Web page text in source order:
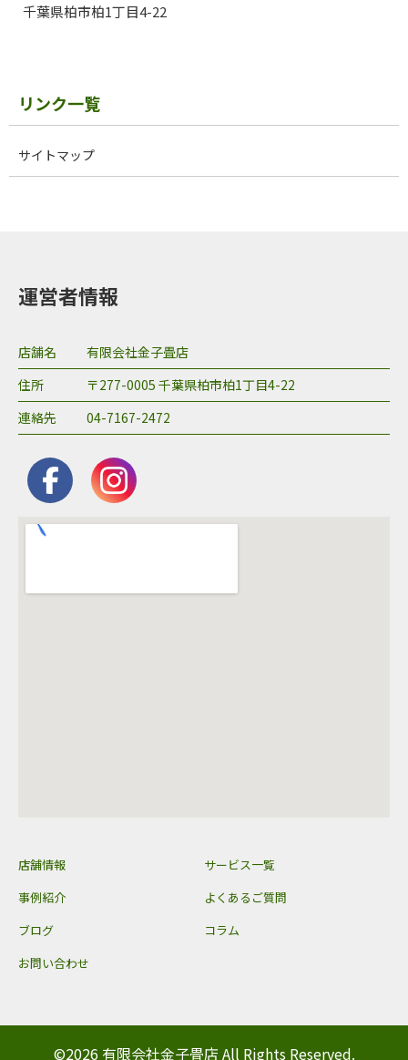
千葉県柏市柏1丁目4-22
リンク一覧
サイトマップ
運営者情報
店舗名
​有限会社金子畳店
住所
〒277-0005 千葉県柏市柏1丁目4-22
連絡先
04-7167-2472
店舗情報
サービス一覧
事例紹介
よくあるご質問
ブログ
コラム
お問い合わせ
©2026 有限会社金子畳店 All Rights Reserved.